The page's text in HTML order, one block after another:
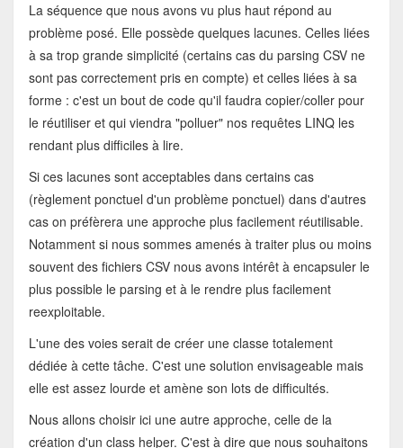
La séquence que nous avons vu plus haut répond au
problème posé. Elle possède quelques lacunes. Celles liées
à sa trop grande simplicité (certains cas du parsing CSV ne
sont pas correctement pris en compte) et celles liées à sa
forme : c'est un bout de code qu'il faudra copier/coller pour
le réutiliser et qui viendra "polluer" nos requêtes LINQ les
rendant plus difficiles à lire.
Si ces lacunes sont acceptables dans certains cas
(règlement ponctuel d'un problème ponctuel) dans d'autres
cas on préfèrera une approche plus facilement réutilisable.
Notamment si nous sommes amenés à traiter plus ou moins
souvent des fichiers CSV nous avons intérêt à encapsuler le
plus possible le parsing et à le rendre plus facilement
reexploitable.
L'une des voies serait de créer une classe totalement
dédiée à cette tâche. C'est une solution envisageable mais
elle est assez lourde et amène son lots de difficultés.
Nous allons choisir ici une autre approche, celle de la
création d'un class helper. C'est à dire que nous souhaitons